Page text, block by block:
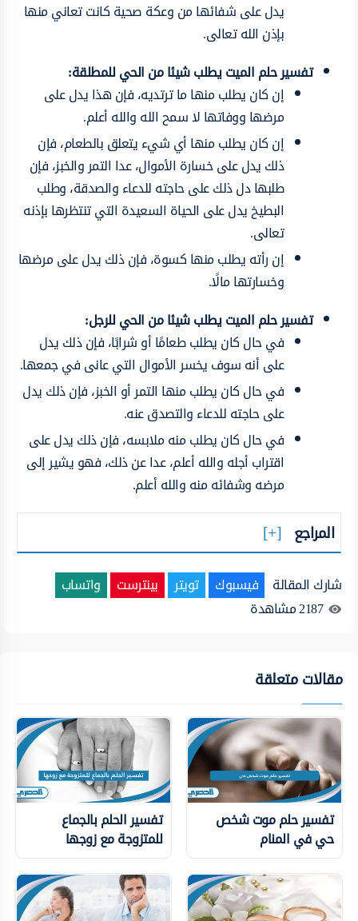
يدل على شفائها من وعكة صحية كانت تعاني منها
بإذن الله تعالى.
تفسير حلم الميت يطلب شيئا من الحي للمطلقة:
إن كان يطلب منها ما ترتديه، فإن هذا يدل على
مرضها ووفاتها لا سمح الله والله أعلم.
إن كان يطلب منها أي شيء يتعلق بالطعام، فإن
ذلك يدل على خسارة الأموال، عدا التمر والخبز، فإن
طلبها دل ذلك على حاجته للدعاء والصدقة، وطلب
البطيخ يدل على الحياة السعيدة التي تنتظرها بإذنه
تعالى.
إن رأته يطلب منها كسوة، فإن ذلك يدل على مرضها
وخسارتها مالًا.
تفسير حلم الميت يطلب شيئا من الحي للرجل:
في حال كان يطلب طعامًا أو شرابًا، فإن ذلك يدل
على أنه سوف يخسر الأموال التي عانى في جمعها.
في حال كان يطلب منها التمر أو الخبز، فإن ذلك يدل
على حاجته للدعاء والتصدق عنه.
في حال كان يطلب منه ملابسه، فإن ذلك يدل على
اقتراب أجله والله أعلم، عدا عن ذلك، فهو يشير إلى
مرضه وشفائه منه والله أعلم.
المراجع
شارك المقالة فيسبوك تويتر بينترست
واتساب
2187مشاهدة
مقالات متعلقة
تفسير حلم موت شخص
حي في المنام
تفسير الحلم بالجماع
للمتزوجة مع زوجها